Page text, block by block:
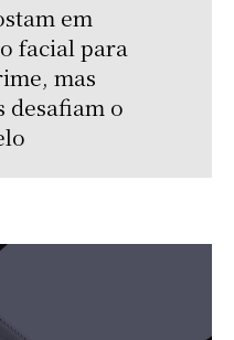
em
facial para
mas
desafiam o